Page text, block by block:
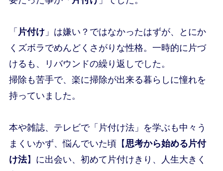
「 片付け」は嫌い？ではなかったはずが、とにか
くズボラでめんどくさがりな性格。一時的に片づ
けるも、リバウンドの繰り返しでした。
掃除も苦手で、楽に掃除が出来る暮らしに憧れを
持っていました。
本や雑誌、テレビで「片付け法」を学ぶも中々う
まくいかず、悩んでいた頃【思考から始める片付
け法】に出会い、初めて片付けきり、人生大きく